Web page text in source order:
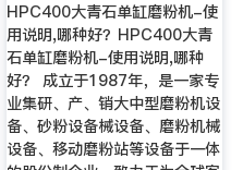
HPC400大青石单缸磨粉机-使
用说明,哪种好？HPC400大青
石单缸磨粉机-使用说明,哪种
好？ 成立于1987年，是一家专
业集研、产、销大中型磨粉机设
备、砂粉设备械设备、磨粉机械
设备、移动磨粉站等设备于一体